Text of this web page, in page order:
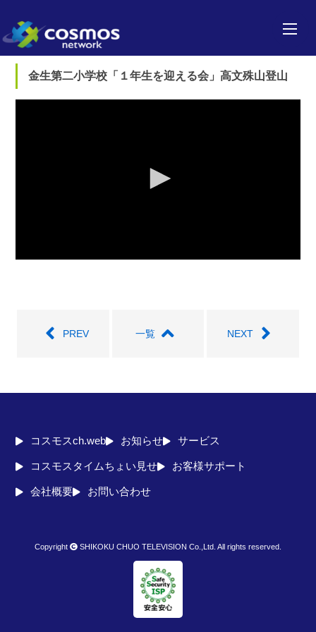
金生第二小学校「１年生を迎える会」高文殊山登山
PREV 一覧 NEXT
コスモスch.web お知らせ サービス
コスモスタイムちょい見せ お客様サポート
会社概要 お問い合わせ
Copyright SHIKOKU CHUO TELEVISION Co.,Ltd. All rights reserved.